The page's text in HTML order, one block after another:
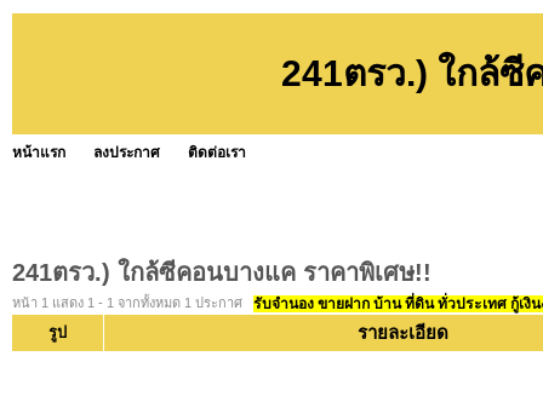
241ตรว.) ใกล้
หน้าแรก ลงประกาศ ติดต่อเรา
241ตรว.) ใกล้ซีคอนบางแค ราคาพิเศษ!!
หน้า 1 แสดง 1 - 1 จากทั้งหมด 1 ประกาศ รับจำนอง ขายฝาก บ้าน ที่ดิน ทั่วประเทศ กู้เงิ
รูป รายละเอียด